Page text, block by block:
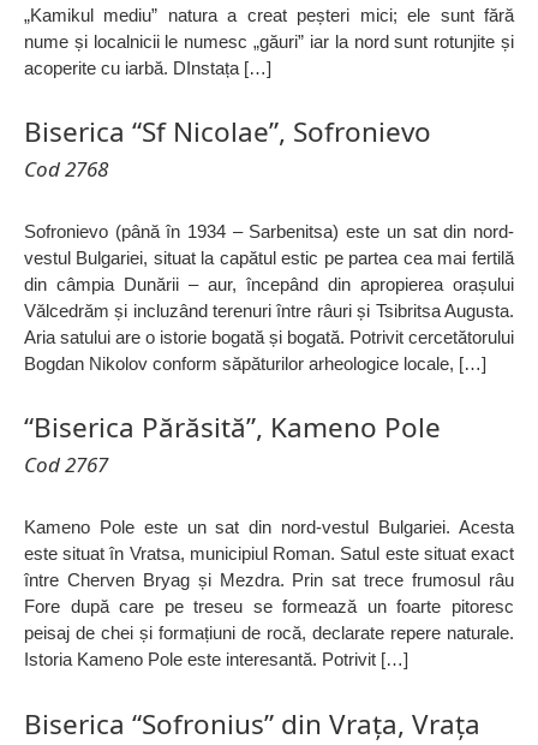
„Kamikul mediu” natura a creat peșteri mici; ele sunt fără
nume și localnicii le numesc „găuri” iar la nord sunt rotunjite și
acoperite cu iarbă. DInstața […]
Biserica “Sf Nicolae”, Sofronievo
Cod 2768
Sofronievo (până în 1934 – Sarbenitsa) este un sat din nord-
vestul Bulgariei, situat la capătul estic pe partea cea mai fertilă
din câmpia Dunării – aur, începând din apropierea orașului
Vălcedrăm și incluzând terenuri între râuri și Tsibritsa Augusta.
Aria satului are o istorie bogată și bogată. Potrivit cercetătorului
Bogdan Nikolov conform săpăturilor arheologice locale, […]
“Biserica Părăsită”, Kameno Pole
Cod 2767
Kameno Pole este un sat din nord-vestul Bulgariei. Acesta
este situat în Vratsa, municipiul Roman. Satul este situat exact
între Cherven Bryag și Mezdra. Prin sat trece frumosul râu
Fore după care pe treseu se formează un foarte pitoresc
peisaj de chei și formațiuni de rocă, declarate repere naturale.
Istoria Kameno Pole este interesantă. Potrivit […]
Biserica “Sofronius” din Vrața, Vrața